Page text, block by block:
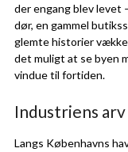
der engang blev levet
dør, en gammel
glemte historier
det muligt at se byen
vindue til fortiden.
Industriens
Langs Københavns